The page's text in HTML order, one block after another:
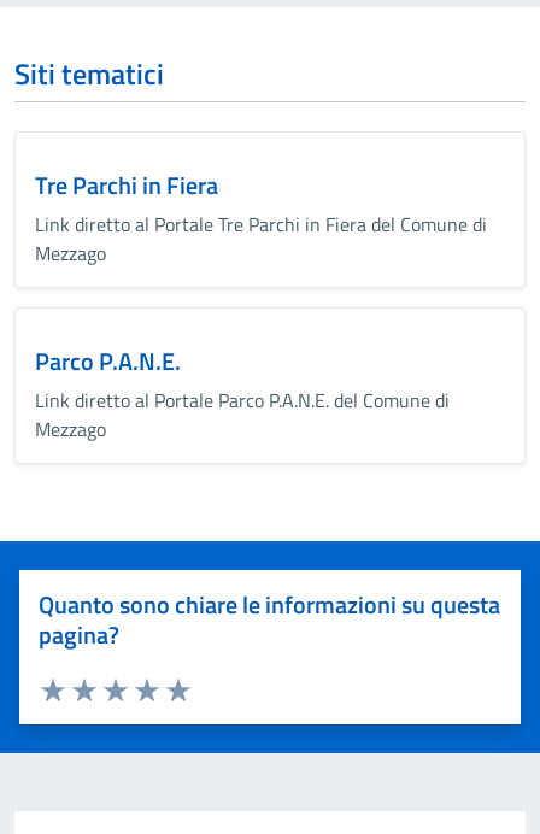
Siti tematici
Tre Parchi in Fiera
Link diretto al Portale Tre Parchi in Fiera del Comune di
Mezzago
Parco P.A.N.E.
Link diretto al Portale Parco P.A.N.E. del Comune di
Mezzago
Quanto sono chiare le informazioni su questa
pagina?
Valuta 5 stelle su 5
Valuta 4 stelle su 5
Valuta 3 stelle su 5
Valuta 2 stelle su 5
Valuta 1 stelle su 5